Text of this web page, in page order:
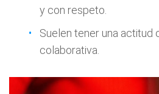
y con respeto.
Suelen tener una actitud
colaborativa.